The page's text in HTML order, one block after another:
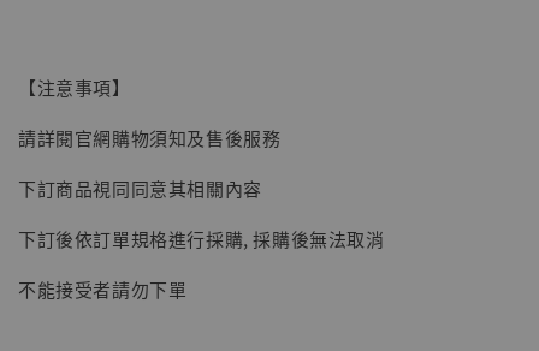
子彈飛 鵝城縣長 張麻子 [BK01]
【注意事項】
請詳閱官網購物須知及售後服務
下訂商品視同同意其相關內容
下訂後依訂單規格進行採購, 採購後無法取消
不能接受者請勿下單